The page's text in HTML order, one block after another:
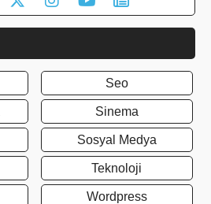
Seo
Sinema
Sosyal Medya
Teknoloji
Wordpress